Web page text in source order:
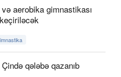
aerobika gimnastikası
qələbə qazanıb